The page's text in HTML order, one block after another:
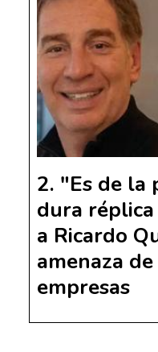
"Es de la
dura
a Ricardo
amenaza
empresas